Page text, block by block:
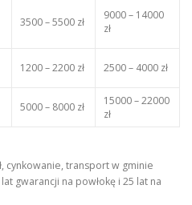
3500 – 5500 zł
9000 – 14000
zł
1200 – 2200 zł 2500 – 4000 zł
5000 – 8000 zł
15000 – 22000
zł
cynkowanie, transport w gminie
gwarancji na powłokę i 25 lat na